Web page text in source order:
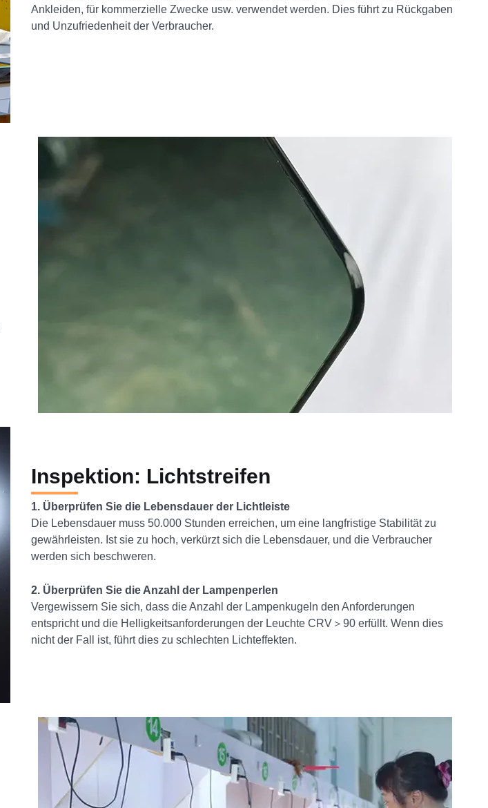
Ankleiden, für kommerzielle Zwecke usw. verwendet werden. Dies führt zu Rückgaben
und Unzufriedenheit der Verbraucher.
Inspektion: Lichtstreifen
1. Überprüfen Sie die Lebensdauer der Lichtleiste
Die Lebensdauer muss 50.000 Stunden erreichen, um eine langfristige Stabilität zu
gewährleisten. Ist sie zu hoch, verkürzt sich die Lebensdauer, und die Verbraucher
werden sich beschweren.
2. Überprüfen Sie die Anzahl der Lampenperlen
Vergewissern Sie sich, dass die Anzahl der Lampenkugeln den Anforderungen
entspricht und die Helligkeitsanforderungen der Leuchte CRV＞90 erfüllt. Wenn dies
nicht der Fall ist, führt dies zu schlechten Lichteffekten.